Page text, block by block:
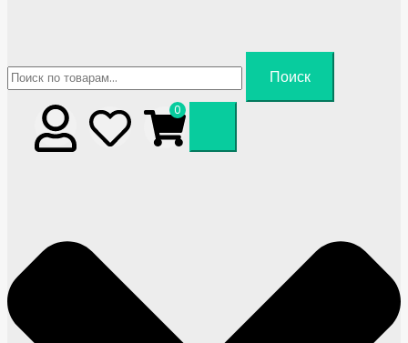
Искать:
Поиск
0